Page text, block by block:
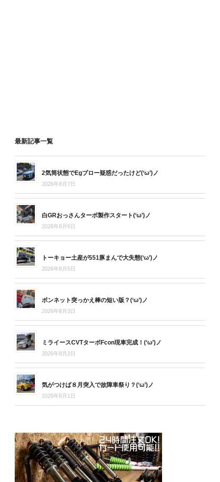
最新記事一覧
2気筒状態でEgブロー疑惑だったけど(‘ω’)ノ
2026年8月7日
白GRおっさんターボ製作スタート(‘ω’)ノ
2026年8月6日
トーキョー土産が551豚まんで大失態(‘ω’)ノ
2026年8月5日
ボンネット突っかえ棒の短い版？(‘ω’)ノ
2026年8月3日
ミライースCVTターボFcon現車完成！(‘ω’)ノ
2026年8月2日
気がつけば８月突入で故障車祭り？(‘ω’)ノ
2026年8月1日